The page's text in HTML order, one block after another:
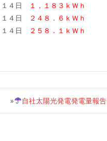
４日
１，１８３ｋＷｈ
４日
２４８．６ｋＷｈ
４日
２５８．１ｋＷｈ
自社太陽光発電発電量報告
»